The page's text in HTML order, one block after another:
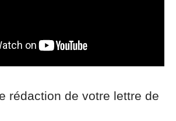
rédaction de votre lettre de